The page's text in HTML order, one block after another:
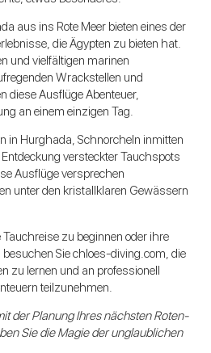
aus ins Rote Meer bieten eines der
die Ägypten zu bieten hat.
und vielfältigen marinen
Wrackstellen und
diese Ausflüge Abenteuer,
an einem einzigen Tag.
in Hurghada, Schnorcheln inmitten
versteckter Tauchspots
Ausflüge versprechen
unter den kristallklaren Gewässern
zu beginnen oder ihre
Sie chloes-diving.com, die
zu lernen und an professionell
teilzunehmen.
der Planung Ihres nächsten Roten-
Sie die Magie der unglaublichen